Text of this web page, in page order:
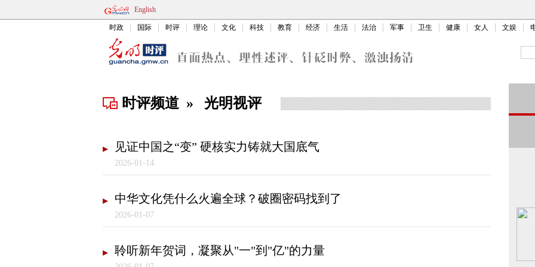
English
时政 国际 时评 理论 文化 科技 教育 经济 生活 法治 军事 卫生 健康 女人 文娱
时评频道 » 光明视评
见证中国之“变” 硬核实力铸就大国底气
2026-01-14
中华文化凭什么火遍全球？破圈密码找到了
2026-01-07
聆听新年贺词，凝聚从"一"到"亿"的力量